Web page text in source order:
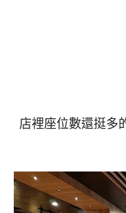
店裡座位數還挺多